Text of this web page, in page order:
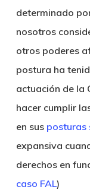
determinado
nosotros
otros poderes
postura ha
actuación de la
hacer cumplir
en sus posturas
expansiva
derechos en
caso FAL)